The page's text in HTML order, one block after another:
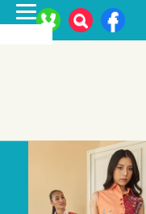
Toggle
navigation